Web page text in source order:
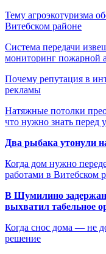
Тему агроэкотуризма
Витебском районе
Система передачи
мониторинг пожарной
Почему репутация в
рекламы
Натяжные потолки
что нужно знать перед
Два рыбака утонули
Когда дом нужно
работами в Витебском
В Шумилино
выхватил табельное
Когда снос дома — не
решение